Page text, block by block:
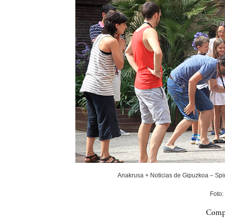
Anakrusa + Noticias de Gipuzkoa –